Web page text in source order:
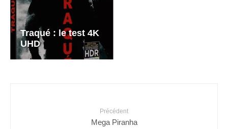
Traqué : le test 4K
UHD
Précédent
Mega Piranha